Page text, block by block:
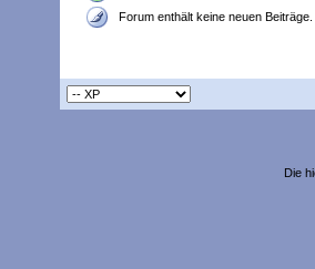
Forum enthält keine neuen Beiträge.
Die